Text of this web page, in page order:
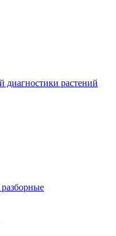
диагностики растений